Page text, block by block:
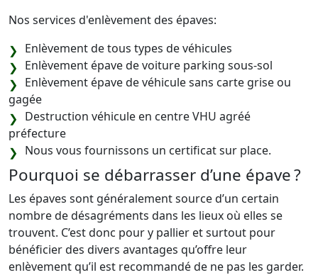
Nos services d'enlèvement des épaves:
Enlèvement de tous types de véhicules
Enlèvement épave de voiture parking sous-sol
Enlèvement épave de véhicule sans carte grise ou
gagée
Destruction véhicule en centre VHU agréé
préfecture
Nous vous fournissons un certificat sur place.
Pourquoi se débarrasser d’une épave ?
Les épaves sont généralement source d’un certain
nombre de désagréments dans les lieux où elles se
trouvent. C’est donc pour y pallier et surtout pour
bénéficier des divers avantages qu’offre leur
enlèvement qu’il est recommandé de ne pas les garder.